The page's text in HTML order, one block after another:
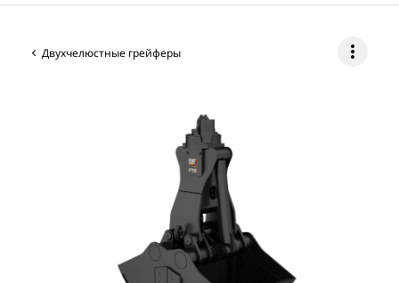
Двухчелюстные грейферы more_vert